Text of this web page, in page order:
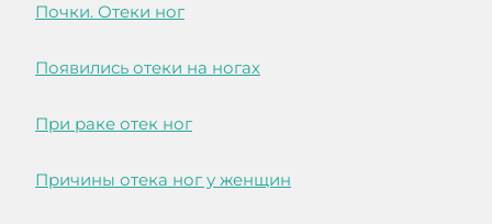
Почки. Отеки ног
Появились отеки на ногах
При раке отек ног
Причины отека ног у женщин